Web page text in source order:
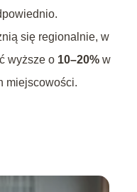
się regionalnie, w
wyższe o 10–20%w
miejscowości.